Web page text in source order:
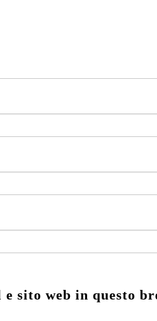
sito web in questo